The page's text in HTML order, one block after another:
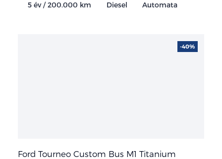
5 év / 200.000 km Diesel Automata
Ford Tourneo Custom Bus M1 Titanium
-40%